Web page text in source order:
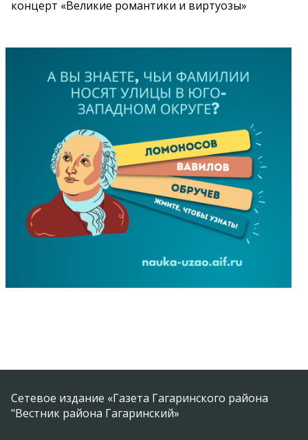
концерт «Великие романтики и виртуозы»
Сетевое издание «Газета Гагаринского района
"Вестник района Гагаринский»